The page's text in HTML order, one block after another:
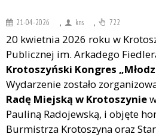
21-04-2026 kns 722
20 kwietnia 2026 roku w
Publicznej im. Arkadego
Krotoszyński Kongres
Wydarzenie zostało
Radę Miejską w Krotoszynie
Pauliną Radojewską, i objęte
Burmistrza Krotoszyna oraz